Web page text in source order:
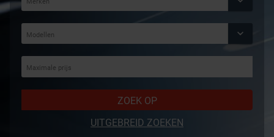
ZOEK OP
UITGEBREID ZOEKEN